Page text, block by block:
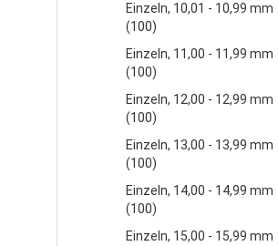
Einzeln, 10,01 - 10,99 mm
(100)
Einzeln, 11,00 - 11,99 mm
(100)
Einzeln, 12,00 - 12,99 mm
(100)
Einzeln, 13,00 - 13,99 mm
(100)
Einzeln, 14,00 - 14,99 mm
(100)
Einzeln, 15,00 - 15,99 mm